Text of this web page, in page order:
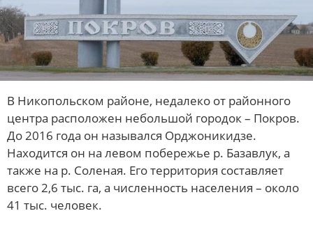
В Никопольском районе, недалеко от районного
центра расположен небольшой городок – Покров.
До 2016 года он назывался Орджоникидзе.
Находится он на левом побережье р. Базавлук, а
также на р. Соленая. Его территория составляет
всего 2,6 тыс. га, а численность населения – около
41 тыс. человек.